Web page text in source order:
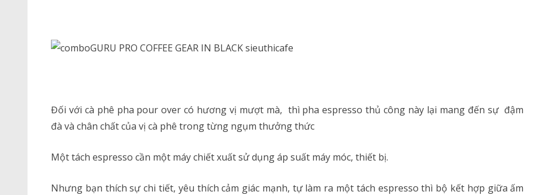
Đối với cà phê pha pour over có hương vị mượt mà, thì pha espresso thủ công này lại mang đến sự đậm
đà và chân chất của vị cà phê trong từng ngụm thưởng thức
Một tách espresso cần một máy chiết xuất sử dụng áp suất máy móc, thiết bị.
Nhưng bạn thích sự chi tiết, yêu thích cảm giác mạnh, tự làm ra một tách espresso thì bộ kết hợp giữa ấm